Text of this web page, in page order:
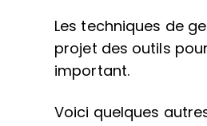
Les techniques de
projet des outils
important.
Voici quelques